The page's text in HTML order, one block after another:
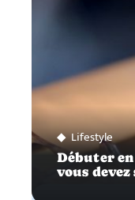
Lifestyle
Débuter
vous